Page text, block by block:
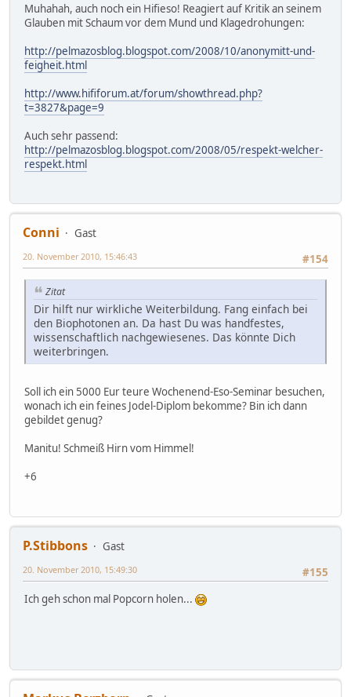
Muhahah, auch noch ein Hifieso! Reagiert auf Kritik an seinem
Glauben mit Schaum vor dem Mund und Klagedrohungen:
http://pelmazosblog.blogspot.com/2008/10/anonymitt-und-
feigheit.html
http://www.hififorum.at/forum/showthread.php?
t=3827&page=9
Auch sehr passend:
http://pelmazosblog.blogspot.com/2008/05/respekt-welcher-
respekt.html
Conni
Gast
#154
20. November 2010, 15:46:43
Zitat
Dir hilft nur wirkliche Weiterbildung. Fang einfach bei
den Biophotonen an. Da hast Du was handfestes,
wissenschaftlich nachgewiesenes. Das könnte Dich
weiterbringen.
Soll ich ein 5000 Eur teure Wochenend-Eso-Seminar besuchen,
wonach ich ein feines Jodel-Diplom bekomme? Bin ich dann
gebildet genug?
Manitu! Schmeiß Hirn vom Himmel!
+6
P.Stibbons
Gast
#155
20. November 2010, 15:49:30
Ich geh schon mal Popcorn holen...